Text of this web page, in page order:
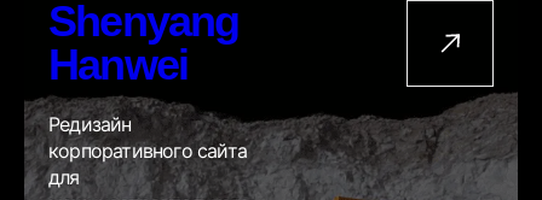
Shenyang
Hanwei
Редизайн
корпоративного сайта
для